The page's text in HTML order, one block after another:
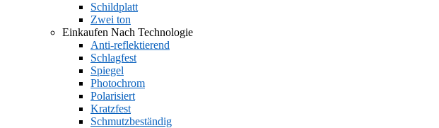
Schildplatt
Zwei ton
Einkaufen Nach Technologie
Anti-reflektierend
Schlagfest
Spiegel
Photochrom
Polarisiert
Kratzfest
Schmutzbeständig